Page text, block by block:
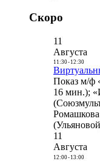
Скоро
11
Августа
11:30- 12:30
Показ м/ф
16 мин.);
11
Августа
12:00- 13:00